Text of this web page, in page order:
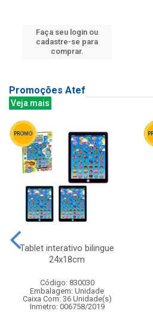
Faça seu login ou
cadastre-se para
comprar.
Promoções Atef
Veja mais
Tablet interativo bilingue
24x18cm
Código: 830030
Embalagem: Unidade
Caixa Com: 36 Unidade(s)
Inmetro: 006758/2019